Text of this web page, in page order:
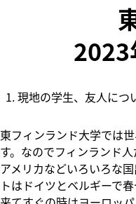
現地の学生、友人につ
東フィンランド大学では
す。なのでフィンランド
アメリカなどいろいろな
トはドイツとベルギーで